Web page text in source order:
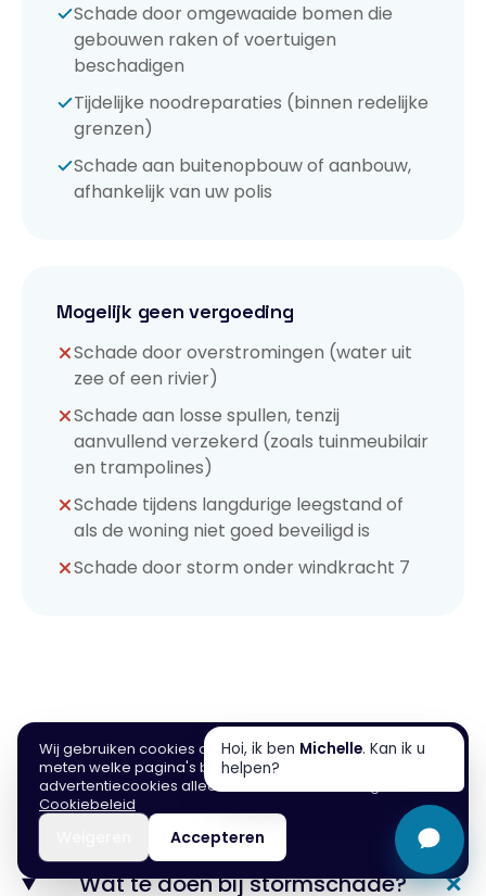
Schade door omgewaaide bomen die
gebouwen raken of voertuigen
beschadigen
Tijdelijke noodreparaties (binnen redelijke
grenzen)
Schade aan buitenopbouw of aanbouw,
afhankelijk van uw polis
Mogelijk geen vergoeding
Schade door overstromingen (water uit
zee of een rivier)
Schade aan losse spullen, tenzij
aanvullend verzekerd (zoals tuinmeubilair
en trampolines)
Schade tijdens langdurige leegstand of
als de woning niet goed beveiligd is
Schade door storm onder windkracht 7
Veelgestelde vragen
Wat te doen bij stormschade? +
Hoi, ik ben Michelle. Kan ik u
helpen?
4,9
Wij gebruiken cookies om de website te verbeteren en te
meten welke pagina's bezoekers helpen. Analytische en
advertentiecookies alleen met uw toestemming.
Cookiebeleid
Accepteren